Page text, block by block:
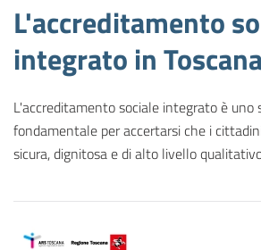
L'accreditamento
integrato in
L'accreditamento sociale integrato è
fondamentale per accertarsi che i
sicura, dignitosa e di alto livello